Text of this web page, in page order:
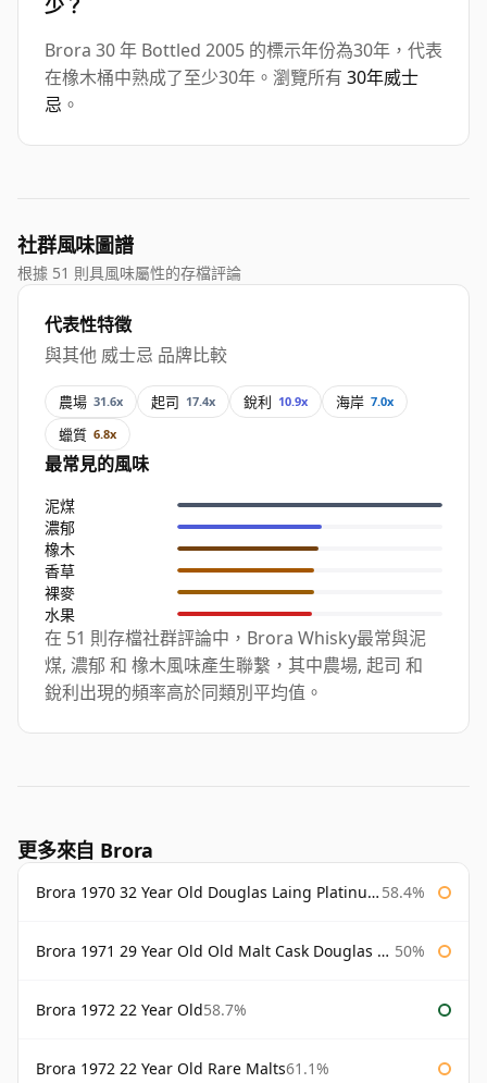
少？
Brora 30 年 Bottled 2005 的標示年份為30年，代表
在橡木桶中熟成了至少30年。瀏覽所有 30年威士
忌 。
社群風味圖譜
根據 51 則具風味屬性的存檔評論
代表性特徵
與其他 威士忌 品牌比較
農場 31.6x 起司 17.4x 銳利 10.9x 海岸 7.0x
蠟質 6.8x
最常見的風味
泥煤
濃郁
橡木
香草
裸麥
水果
在 51 則存檔社群評論中，Brora Whisky最常與泥
煤, 濃郁 和 橡木風味產生聯繫，其中農場, 起司 和
銳利出現的頻率高於同類別平均值。
更多來自 Brora
Brora 1970 32 Year Old Douglas Laing Platinum Selection 58.4%
Brora 1971 29 Year Old Old Malt Cask Douglas Laing 50%
Brora 1972 22 Year Old58.7%
Brora 1972 22 Year Old Rare Malts61.1%